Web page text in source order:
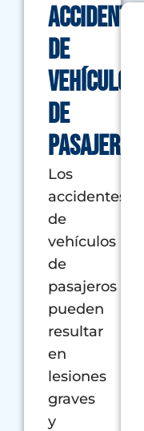
Accidentes
de
vehículos
de
pasajeros
Los
accidentes
de
vehículos
de
pasajeros
pueden
resultar
en
lesiones
graves
y